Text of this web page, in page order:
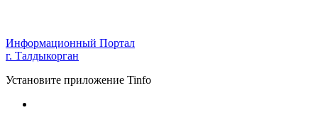
Информационный Портал
г. Талдыкорган
Установите приложение Tinfo